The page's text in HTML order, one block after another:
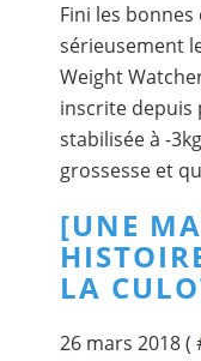
Fini les
sérieusement
Weight
inscrite depuis
stabilisée à -
grossesse et
[UNE
LA
26 mars 2018 (